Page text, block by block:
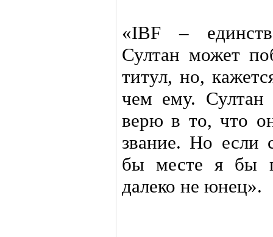
«IBF –
Султан может
титул, но,
чем ему.
верю в то, что
звание. Но если
бы месте я бы
далеко не юнец».